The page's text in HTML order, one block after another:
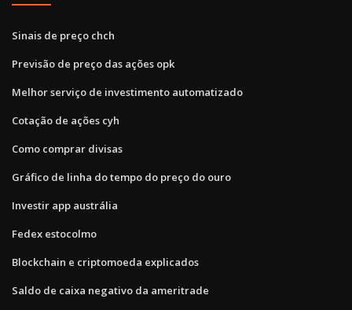
Sinais de preço chch
Previsão de preço das ações opk
Melhor serviço de investimento automatizado
Cotação de ações cyh
Como comprar divisas
Gráfico de linha do tempo do preço do ouro
Investir app austrália
Fedex estocolmo
Blockchain e criptomoeda explicados
Saldo de caixa negativo da ameritrade